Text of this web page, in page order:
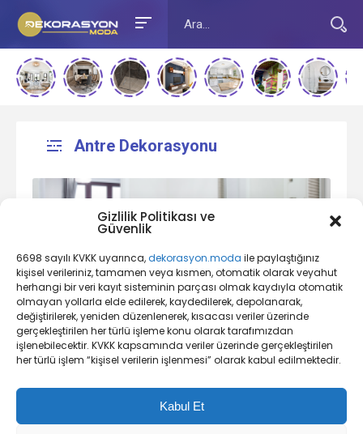
Gizlilik Politikası ve
Güvenlik
6698 sayılı KVKK uyarınca,dekorasyon.moda ile paylaştığınız
kişisel verileriniz, tamamen veya kısmen, otomatik olarak veyahut
herhangi bir veri kayıt sisteminin parçası olmak kaydıyla otomatik
olmayan yollarla elde edilerek, kaydedilerek, depolanarak,
değiştirilerek, yeniden düzenlenerek, kısacası veriler üzerinde
gerçekleştirilen her türlü işleme konu olarak tarafımızdan
işlenebilecektir. KVKK kapsamında veriler üzerinde gerçekleştirilen
her türlü işlem “kişisel verilerin işlenmesi” olarak kabul edilmektedir.
Kabul Et
Antre Dekorasyonu
Antre Dekorasyonu Nedir?
YOUTUBEINSTAGRAM